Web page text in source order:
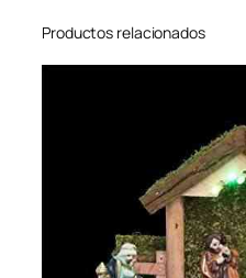
l
g
Productos relacionados